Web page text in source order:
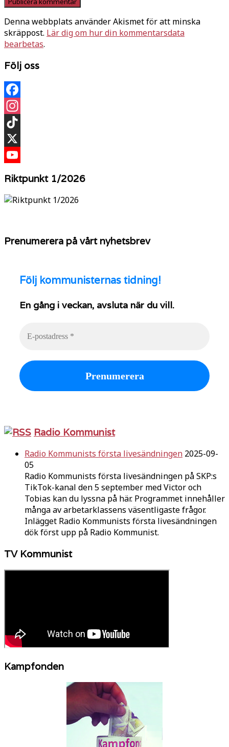
Denna webbplats använder Akismet för att minska
skräppost. Lär dig om hur din kommentarsdata
bearbetas.
Följ oss
Facebook
Instagram
TikTok
X
Riktpunkt 1/2026
Prenumerera på vårt nyhetsbrev
Följ kommunisternas tidning!
En gång i veckan, avsluta när du vill.
Radio Kommunist
Radio Kommunists första livesändningen 2025-09-
05
Radio Kommunists första livesändningen på SKP:s
TikTok-kanal den 5 september med Victor och
Tobias kan du lyssna på här. Programmet innehåller
många av arbetarklassens väsentligaste frågor.
Inlägget Radio Kommunists första livesändningen
dök först upp på Radio Kommunist.
TV Kommunist
Kampfonden